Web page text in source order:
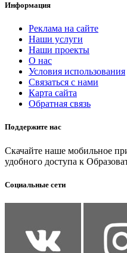
Информация
Реклама на сайте
Наши услуги
Наши проекты
О нас
Условия использования
Связаться с нами
Карта сайта
Обратная связь
Поддержите нас
Скачайте наше мобильное
удобного доступа к
Социальные сети